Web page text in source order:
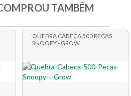
TAMBÉM
QUEBRA CABEÇA 500 PEÇAS
SNOOPY - GROW